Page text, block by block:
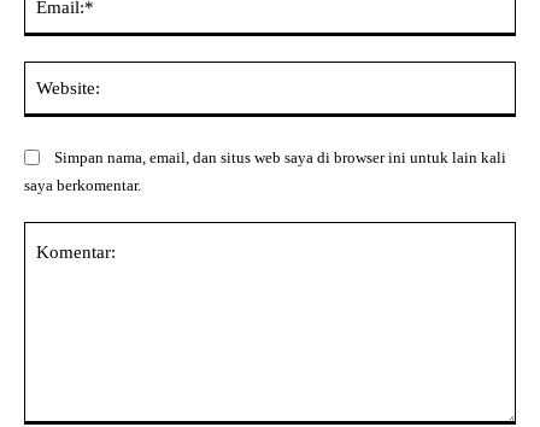
Simpan nama, email, dan situs web saya di browser ini untuk lain kali
saya berkomentar.